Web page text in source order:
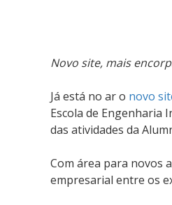
Novo site, mais
Já está no ar o novo
Escola de Engenharia
das atividades da
Com área para novos
empresarial entre os